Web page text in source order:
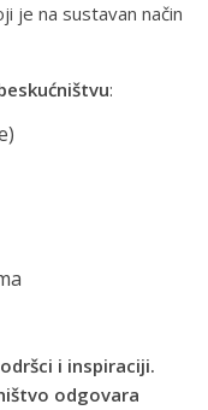
je na sustavan način
:
i inspiraciji.
odgovara